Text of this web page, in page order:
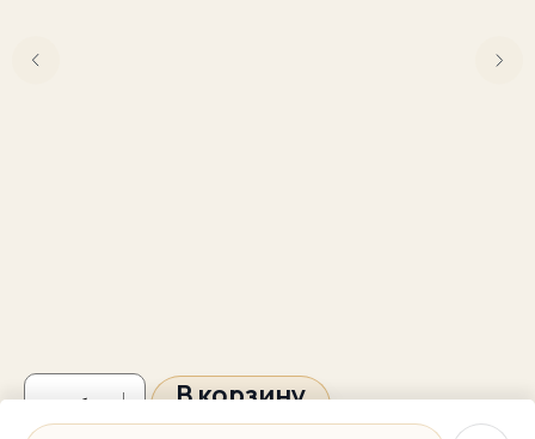
В корзину